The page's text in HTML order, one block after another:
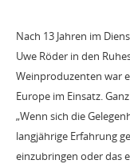
Nach 13 Jahren im
Uwe Röder in den
Weinproduzenten war
Europe im Einsatz.
„Wenn sich die
langjährige Erfahrung
einzubringen oder das